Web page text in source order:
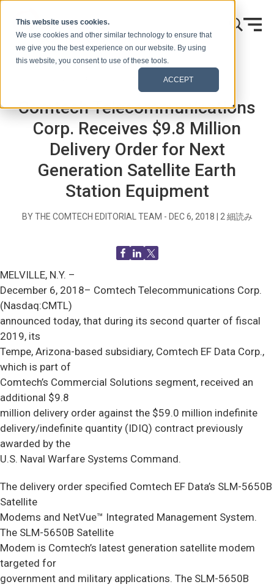
This website uses cookies.
We use cookies and other similar technology to ensure that
we give you the best experience on our website. By using
this website, you consent to use of these tools.
ACCEPT
プレスリリース
Comtech Telecommunications
Corp. Receives $9.8 Million
Delivery Order for Next
Generation Satellite Earth
Station Equipment
BY THE COMTECH EDITORIAL TEAM - DEC 6, 2018 2 細読み
MELVILLE, N.Y. –
December 6, 2018– Comtech Telecommunications Corp.
(Nasdaq:CMTL)
announced today, that during its second quarter of fiscal
2019, its
Tempe, Arizona-based subsidiary, Comtech EF Data Corp.,
which is part of
Comtech’s Commercial Solutions segment, received an
additional $9.8
million delivery order against the $59.0 million indefinite
delivery/indefinite quantity (IDIQ) contract previously
awarded by the
U.S. Naval Warfare Systems Command.
The delivery order specified Comtech EF Data’s SLM-5650B
Satellite
Modems and NetVue™ Integrated Management System.
The SLM-5650B Satellite
Modem is Comtech’s latest generation satellite modem
targeted for
government and military applications. The SLM-5650B